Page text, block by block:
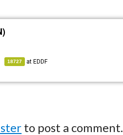
18727 at EDDF
to post a comment.